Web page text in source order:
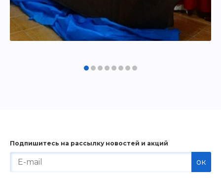
Подпишитесь на рассылку новостей и акций
ок